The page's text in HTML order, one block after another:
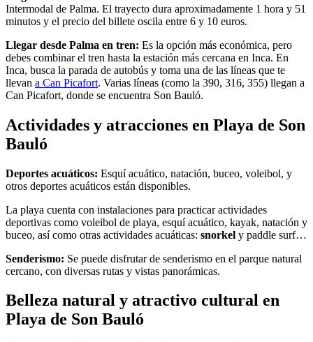
Intermodal de Palma. El trayecto dura aproximadamente 1 hora y 51
minutos y el precio del billete oscila entre 6 y 10 euros.
Llegar desde Palma en tren: Es la opción más económica, pero
debes combinar el tren hasta la estación más cercana en Inca. En
Inca, busca la parada de autobús y toma una de las líneas que te
llevan a Can Picafort. Varias líneas (como la 390, 316, 355) llegan a
Can Picafort, donde se encuentra Son Bauló.
Actividades y atracciones en Playa de Son
Bauló
Deportes acuáticos: Esquí acuático, natación, buceo, voleibol, y
otros deportes acuáticos están disponibles.
La playa cuenta con instalaciones para practicar actividades
deportivas como voleibol de playa, esquí acuático, kayak, natación y
buceo, así como otras actividades acuáticas: snorkel y paddle surf…
Senderismo: Se puede disfrutar de senderismo en el parque natural
cercano, con diversas rutas y vistas panorámicas.
Belleza natural y atractivo cultural en
Playa de Son Bauló